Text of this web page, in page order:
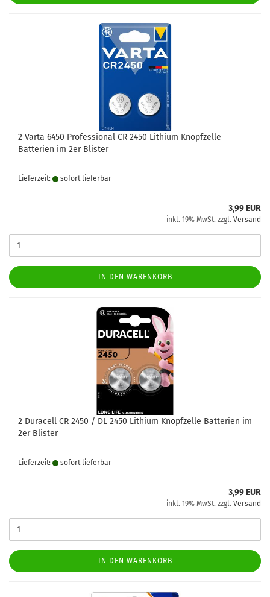
2 Varta 6450 Professional CR 2450 Lithium Knopfzelle
Batterien im 2er Blister
Lieferzeit: sofort lie­fer­bar
3,99 EUR
inkl. 19% MwSt. zzgl. Versand
IN DEN WARENKORB
2 Duracell CR 2450 / DL 2450 Lithium Knopfzelle Batterien im
2er Blister
Lieferzeit: sofort lie­fer­bar
3,99 EUR
inkl. 19% MwSt. zzgl. Versand
IN DEN WARENKORB